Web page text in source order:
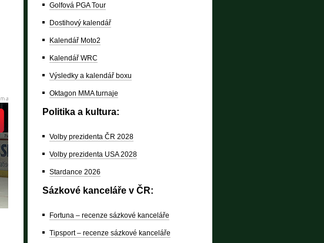
Golfová PGA Tour
Dostihový kalendář
Kalendář Moto2
Kalendář WRC
Výsledky a kalendář boxu
Oktagon MMA turnaje
Politika a kultura:
Volby prezidenta ČR 2028
Volby prezidenta USA 2028
Stardance 2026
Sázkové kanceláře v ČR:
Fortuna – recenze sázkové kanceláře
Tipsport – recenze sázkové kanceláře